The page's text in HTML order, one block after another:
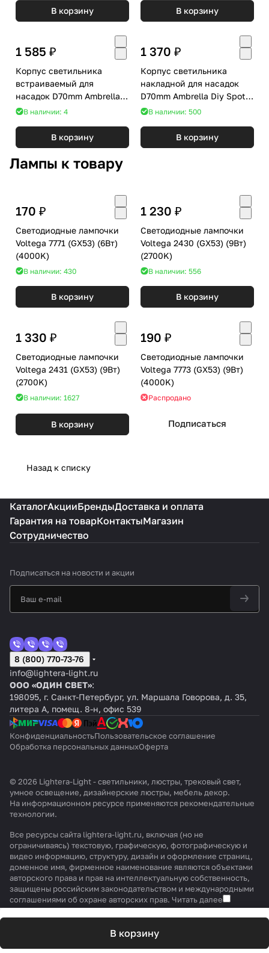
В корзину В корзину
1 585 ₽
Корпус светильника
встраиваемый для
насадок D70mm Ambrella
Diy Spot C7635
В наличии: 4
В корзину
1 370 ₽
Корпус светильника
накладной для насадок
D70mm Ambrella Diy Spot
C7405
В наличии: 500
В корзину
Лампы к товару
170 ₽
Светодиодные лампочки
Voltega 7771 (GX53) (6Вт)
(4000K)
В наличии: 430
В корзину
1 230 ₽
Светодиодные лампочки
Voltega 2430 (GX53) (9Вт)
(2700K)
В наличии: 556
В корзину
1 330 ₽
Светодиодные лампочки
Voltega 2431 (GX53) (9Вт)
(2700K)
В наличии: 1627
В корзину
190 ₽
Светодиодные лампочки
Voltega 7773 (GX53) (9Вт)
(4000K)
Распродано
Подписаться
Назад к списку
В корзину
КаталогАкцииБрендыДоставка и оплата
Гарантия на товарКонтактыМагазин
Сотрудничество
Подписаться на новости и акции
8 (800) 770-73-76
info@lightera-light.ru
ООО «ОДИН СВЕТ»:
198095, г. Санкт-Петербург, ул. Маршала Говорова, д. 35,
литера А, помещ. 8-н, офис 539
КонфиденциальностьПользовательское соглашение
Обработка персональных данныхОферта
© 2026 Lightera-Light - светильники, люстры, трековый свет,
умное освещение, дизайнерские люстры, мебель декор.
На информационном ресурсе применяются рекомендательные
технологии.
Все ресурсы сайта lightera-light.ru, включая (но не
ограничиваясь) текстовую, графическую, фотографическую и
видео информацию, структуру, дизайн и оформление страниц,
доменное имя, фирменное наименование являются объектами
авторского права и прав на интеллектуальную собственность,
защищены российским законодательством и международными
соглашениями об охране авторских прав. Читать далее